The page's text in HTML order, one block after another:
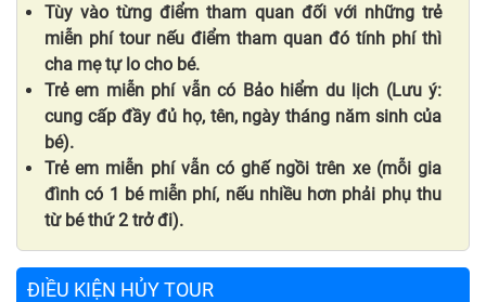
Tùy vào từng điểm tham quan đối với những trẻ
miễn phí tour nếu điểm tham quan đó tính phí thì
cha mẹ tự lo cho bé.
Trẻ em miễn phí vẫn có Bảo hiểm du lịch (Lưu ý:
cung cấp đầy đủ họ, tên, ngày tháng năm sinh của
bé).
Trẻ em miễn phí vẫn có ghế ngồi trên xe (mỗi gia
đình có 1 bé miễn phí, nếu nhiều hơn phải phụ thu
từ bé thứ 2 trở đi).
ĐIỀU KIỆN HỦY TOUR